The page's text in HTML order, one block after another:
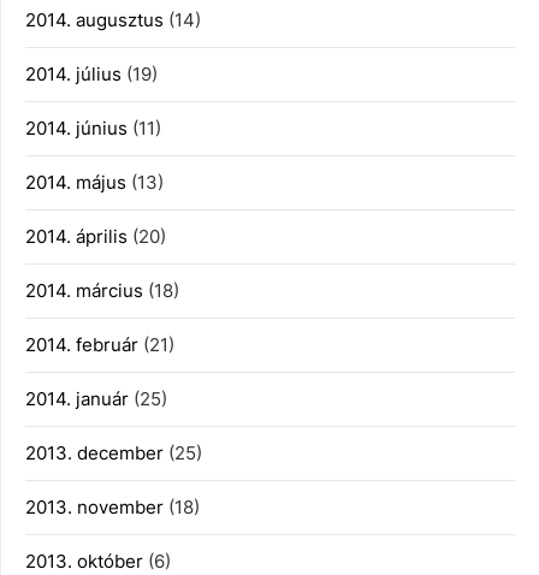
2014. augusztus (14)
2014. július (19)
2014. június (11)
2014. május (13)
2014. április (20)
2014. március (18)
2014. február (21)
2014. január (25)
2013. december (25)
2013. november (18)
2013. október (6)